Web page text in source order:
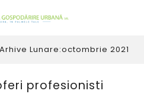
Arhive Lunare:octombrie 2021
profesionisti